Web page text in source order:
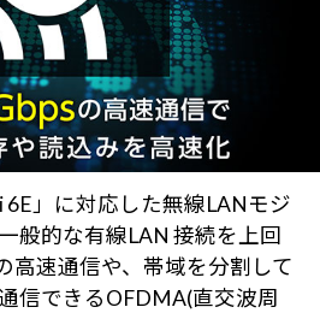
」に対応した無線LANモジ
般的な有線LAN 接続を上回
高速通信や、帯域を分割して
信できるOFDMA(直交波周